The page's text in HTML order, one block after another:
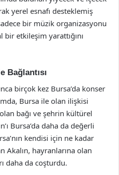
yerel esnafı desteklemiş
bir müzik organizasyonu
etkileşim yarattığını
Bağlantısı
birçok kez Bursa’da konser
Bursa ile olan ilişkisi
bağı ve şehrin kültürel
Bursa’da daha da değerli
kendisi için ne kadar
hayranlarına olan
daha da coşturdu.